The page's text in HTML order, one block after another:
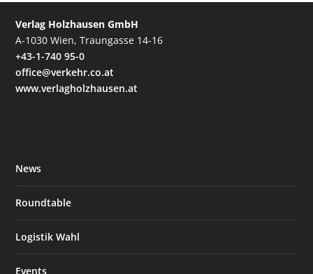
Verlag Holzhausen GmbH
A-1030 Wien, Traungasse 14-16
+43-1-740 95-0
office@verkehr.co.at
www.verlagholzhausen.at
News
Roundtable
Logistik Wahl
Events